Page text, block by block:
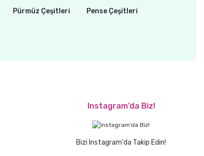
Pürmüz Çeşitleri Pense Çeşitleri
Instagram’da Biz!
Bizi Instagram'da Takip Edin!